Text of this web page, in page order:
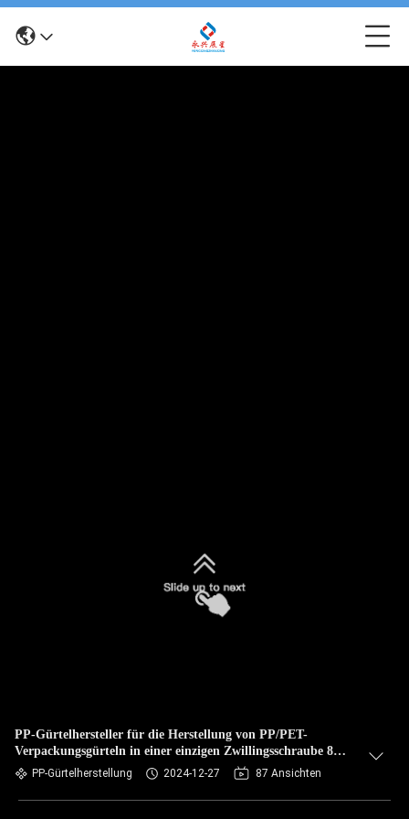
PP-Gürtelhersteller für die Herstellung von PP/PET-
Verpackungsgürteln in einer einzigen Zwillingsschraube 8
Gürtel Herstellungsplan
PP-Gürtelherstellung 2024-12-27 87 Ansichten